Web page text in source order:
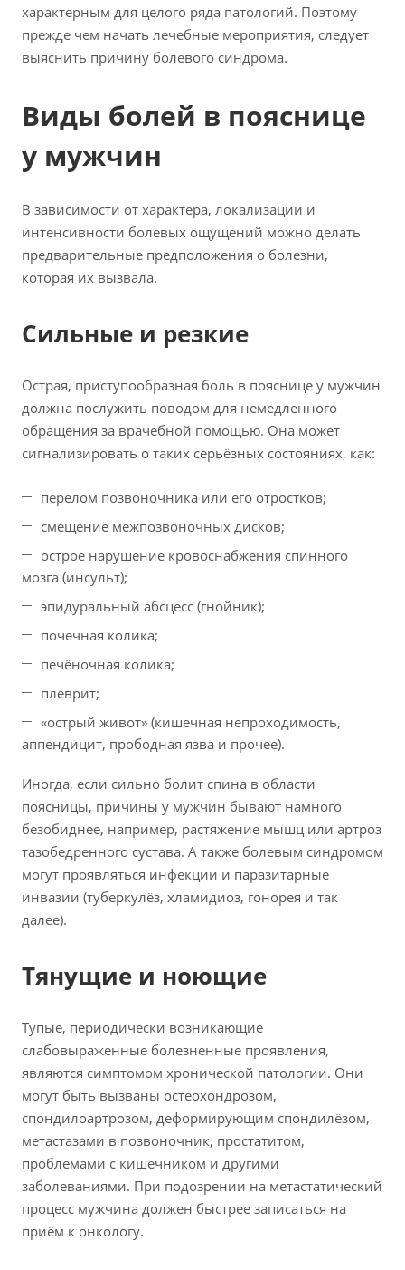
характерным для целого ряда патологий. Поэтому
прежде чем начать лечебные мероприятия, следует
выяснить причину болевого синдрома.
Виды болей в пояснице
у мужчин
В зависимости от характера, локализации и
интенсивности болевых ощущений можно делать
предварительные предположения о болезни,
которая их вызвала.
Сильные и резкие
Острая, приступообразная боль в пояснице у мужчин
должна послужить поводом для немедленного
обращения за врачебной помощью. Она может
сигнализировать о таких серьёзных состояниях, как:
перелом позвоночника или его отростков;
смещение межпозвоночных дисков;
острое нарушение кровоснабжения спинного
мозга (инсульт);
эпидуральный абсцесс (гнойник);
почечная колика;
печёночная колика;
плеврит;
«острый живот» (кишечная непроходимость,
аппендицит, прободная язва и прочее).
Иногда, если сильно болит спина в области
поясницы, причины у мужчин бывают намного
безобиднее, например, растяжение мышц или артроз
тазобедренного сустава. А также болевым синдромом
могут проявляться инфекции и паразитарные
инвазии (туберкулёз, хламидиоз, гонорея и так
далее).
Тянущие и ноющие
Тупые, периодически возникающие
слабовыраженные болезненные проявления,
являются симптомом хронической патологии. Они
могут быть вызваны остеохондрозом,
спондилоартрозом, деформирующим спондилёзом,
метастазами в позвоночник, простатитом,
проблемами с кишечником и другими
заболеваниями. При подозрении на метастатический
процесс мужчина должен быстрее записаться на
приём к онкологу.